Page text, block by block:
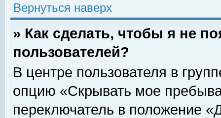
Вернуться наверх
» Как сделать, чтобы я не
пользователей?
В центре пользователя в
опцию «Скрывать мое
переключатель в положение